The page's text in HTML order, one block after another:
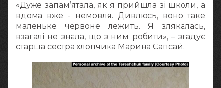
«Дуже запам’ятала, як я прийшла зі школи, а
вдома вже - немовля. Дивлюсь, воно таке
маленьке червоне лежить. Я злякалась,
взагалі не знала, що з ним робити», – згадує
старша сестра хлопчика Марина Сапсай.